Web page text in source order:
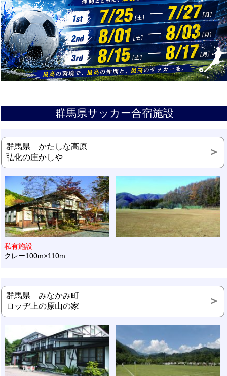
群馬県サッカー合宿施設
群馬県 かたしな高原
弘化の庄かしや
私有施設
クレー100m×110m
群馬県 みなかみ町
ロッヂ上の原山の家